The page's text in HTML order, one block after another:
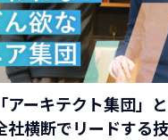
アーキテクト集団」
社横断でリードする